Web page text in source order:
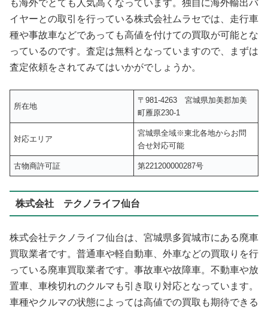
も海外でとても人気高くなっています。独自に海外輸出バ
イヤーとの取引を行っている株式会社ムラセでは、走行車
種や事故車などであっても高値を付けての買取が可能とな
っているのです。査定は無料となっていますので、まずは
査定依頼をされてみてはいかがでしょうか。
所在地
〒981-4263 宮城県加美郡加美
町雁原230-1
対応エリア
宮城県全域※東北各地からお問
合せ対応可能
古物商許可証 第221200000287号
株式会社 テクノライフ仙台
株式会社テクノライフ仙台は、宮城県多賀城市にある廃車
買取業者です。普通車や軽自動車、外車などの買取りを行
っている廃車買取業者です。事故車や故障車。不動車や放
置車、車検切れのクルマも引き取り対応となっています。
車種やクルマの状態によっては高値での買取も期待できる